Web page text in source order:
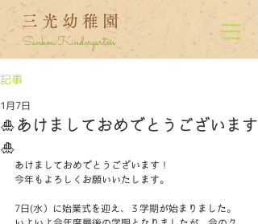
三光幼稚園
Sankou Kindergarten
記事
🎍あけましておめでとうございます
🎍
1月7日
あけましておめでとうございます！
今年もよろしくお願いいたします。
7日(水）に始業式を迎え、３学期が始まりました。